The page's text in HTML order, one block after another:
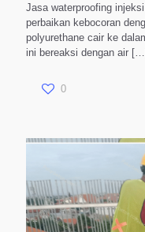
Jasa waterproofing
perbaikan kebocoran
polyurethane cair ke
ini bereaksi dengan air
0